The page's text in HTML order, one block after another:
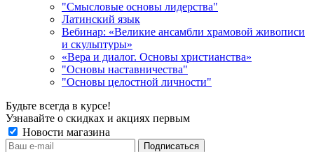
"Смысловые основы лидерства"
Латинский язык
Вебинар: «Великие ансамбли храмовой живописи
и скульптуры»
«Вера и диалог. Основы христианства»
"Основы наставничества"
"Основы целостной личности"
Будьте всегда в курсе!
Узнавайте о скидках и акциях первым
Новости магазина